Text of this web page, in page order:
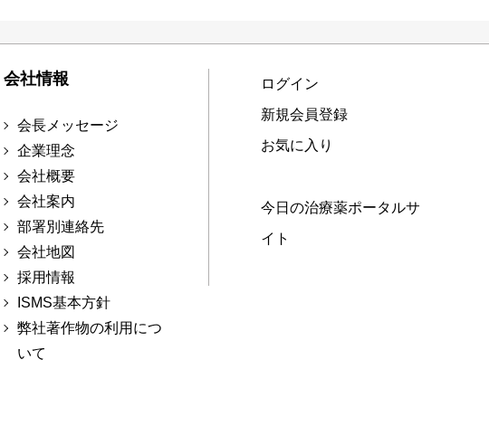
会社情報
会長メッセージ
企業理念
会社概要
会社案内
部署別連絡先
会社地図
採用情報
ISMS基本方針
弊社著作物の利用につ
いて
ログイン
新規会員登録
お気に入り
今日の治療薬ポータルサ
イト